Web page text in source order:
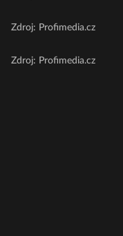
Zdroj: Profimedia.cz
Zdroj: Profimedia.cz